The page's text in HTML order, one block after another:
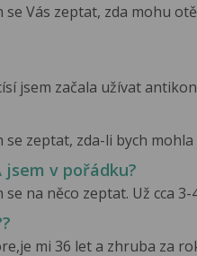
se Vás zeptat, zda mohu
jsem začala užívat
se zeptat, zda-li bych
v pořádku?
na něco zeptat. Už cca 3-
mi 36 let a zhruba za